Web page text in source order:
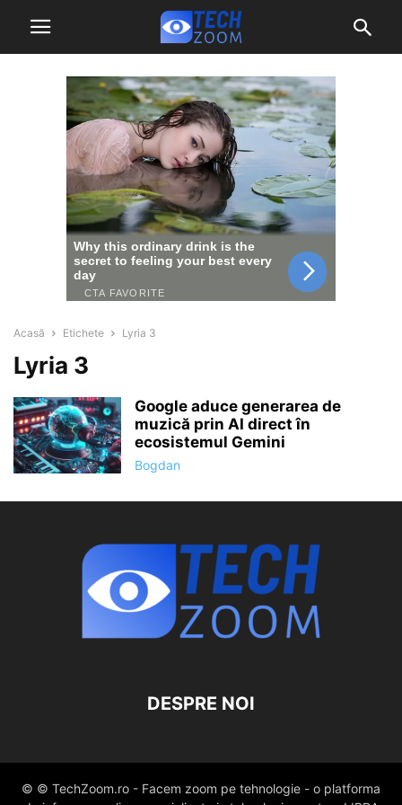
Acasă Etichete Lyria 3
Lyria 3
Google aduce generarea de
muzică prin AI direct în
ecosistemul Gemini
Bogdan
DESPRE NOI
© © TechZoom.ro - Facem zoom pe tehnologie - o platforma